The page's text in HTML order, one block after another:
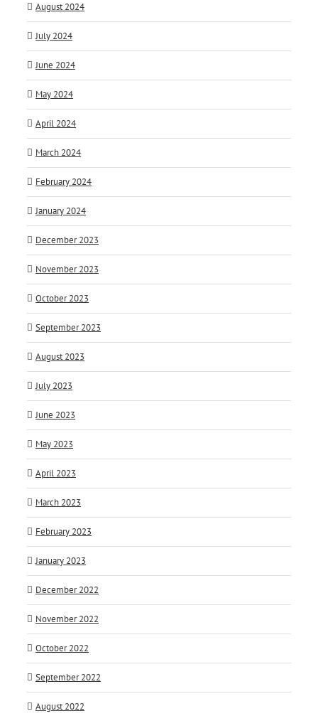
August 2024
July 2024
June 2024
May 2024
April 2024
March 2024
February 2024
January 2024
December 2023
November 2023
October 2023
September 2023
August 2023
July 2023
June 2023
May 2023
April 2023
March 2023
February 2023
January 2023
December 2022
November 2022
October 2022
September 2022
August 2022